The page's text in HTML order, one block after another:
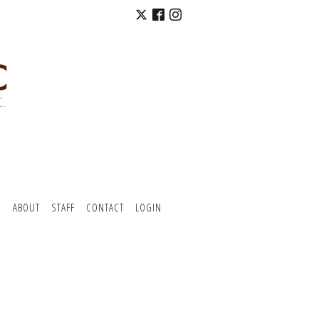
ABOUT STAFF CONTACT LOGIN